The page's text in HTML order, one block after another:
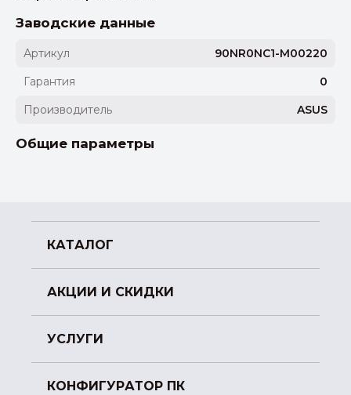
Заводские данные
Артикул
90NR0NC1-M00220
Гарантия
0
Производитель
ASUS
Общие параметры
КАТАЛОГ
АКЦИИ И СКИДКИ
УСЛУГИ
КОНФИГУРАТОР ПК